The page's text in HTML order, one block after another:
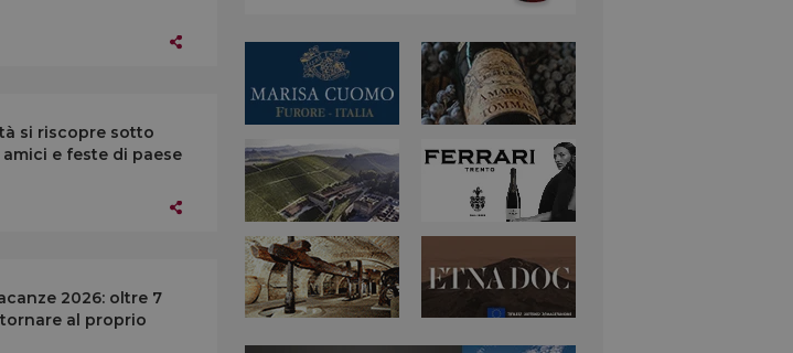
si riscopre sotto
e feste di paese
2026: oltre 7
al proprio